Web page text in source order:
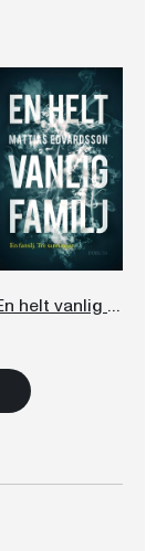
En helt vanlig familj